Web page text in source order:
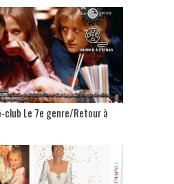
club Le 7e genre/Retour à